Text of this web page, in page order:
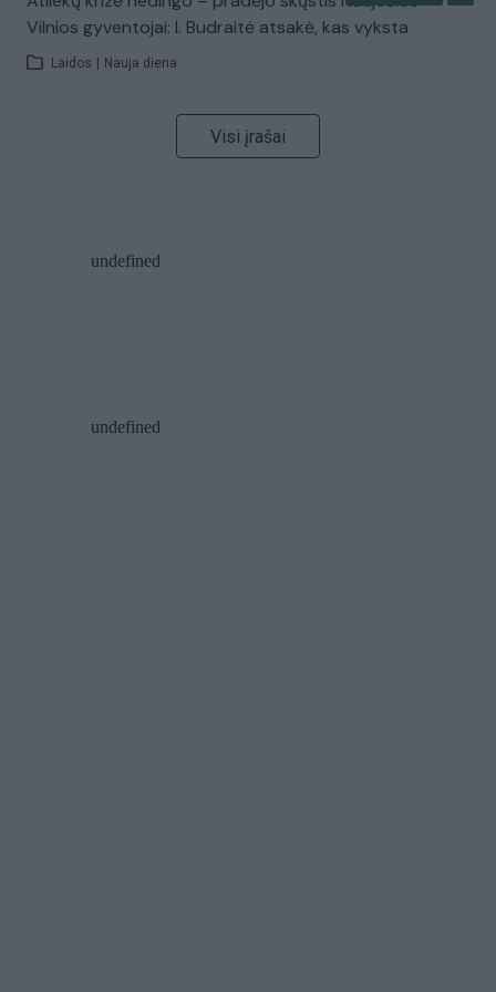
Vilnios gyventojai: I. Budraitė atsakė, kas vyksta
Laidos Nauja diena
Visi įrašai